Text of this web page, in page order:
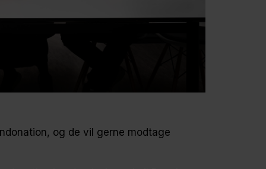
og de vil gerne modtage